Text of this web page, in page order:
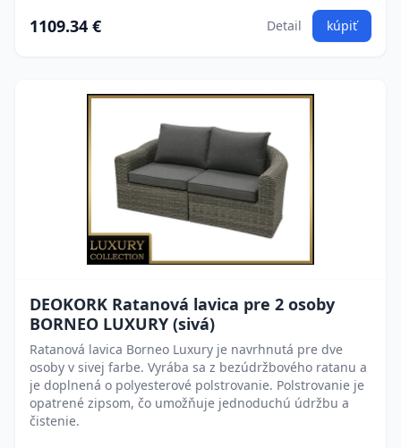
1109.34 € Detail kúpiť
DEOKORK Ratanová lavica pre 2 osoby
BORNEO LUXURY (sivá)
Ratanová lavica Borneo Luxury je navrhnutá pre dve
osoby v sivej farbe. Vyrába sa z bezúdržbového ratanu a
je doplnená o polyesterové polstrovanie. Polstrovanie je
opatrené zipsom, čo umožňuje jednoduchú údržbu a
čistenie.